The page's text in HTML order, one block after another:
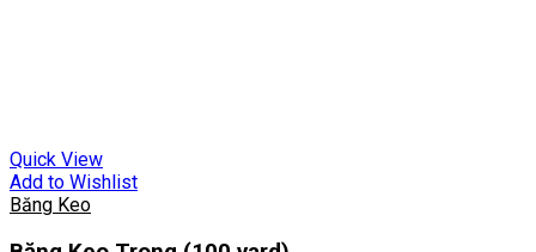
Quick View
Add to Wishlist
Băng Keo